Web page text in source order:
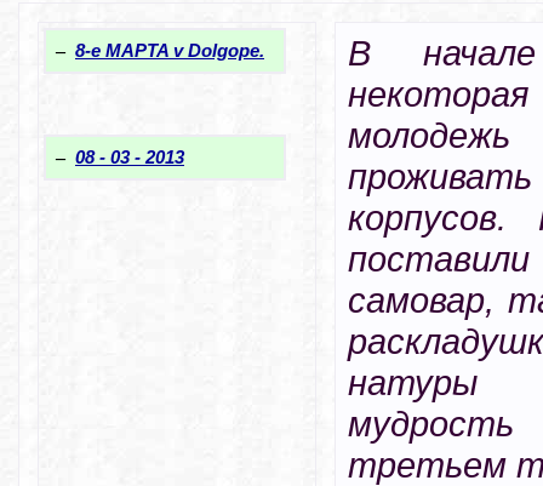
– 8-e MAPTA v Dolgope.
– 08 - 03 - 2013
В
самовар,
натуры
мудрость
третьем